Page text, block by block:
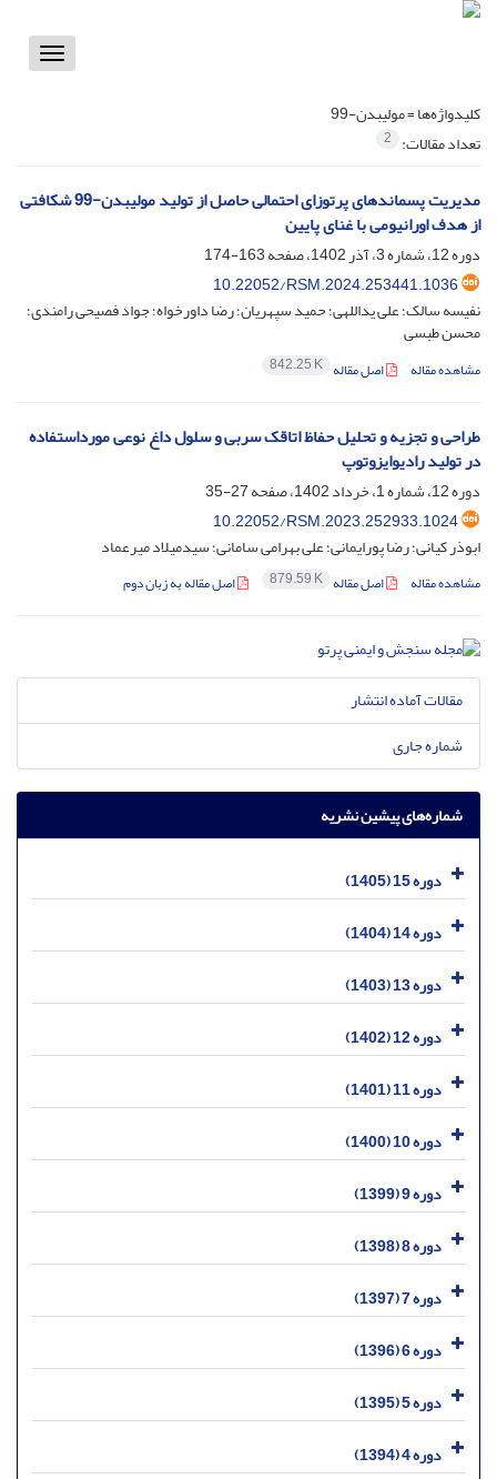
Toggle
کلیدواژه‌ها =مولیبدن-99
تعداد مقالات: 2
مدیریت پسماند‌های پرتوزای احتمالی حاصل از تولید مولیبدن-99 شکافتی
از هدف اورانیومی با غنای پایین
دوره 12، شماره 3، آذر 1402، صفحه
163-174
10.22052/RSM.2024.253441.1036
نفیسه سالک؛ علی یداللهی؛ حمید سپهریان؛ رضا داورخواه؛ جواد فصیحی رامندی؛
محسن طبسی
مشاهده مقاله اصل مقاله 842.25 K
طراحی و تجزیه‌ و تحلیل حفاظ اتاقک سربی و سلول داغ نوعی مورداستفاده
در تولید رادیوایزوتوپ
دوره 12، شماره 1، خرداد 1402، صفحه
27-35
10.22052/RSM.2023.252933.1024
ابوذر کیانی؛ رضا پورایمانی؛ علی بهرامی سامانی؛ سیدمیلاد میرعماد
مشاهده مقاله اصل مقاله 879.59 K اصل مقاله به زبان دوم
مقالات آماده انتشار
شماره جاری
شماره‌های پیشین نشریه
دوره 15 (1405)
دوره 14 (1404)
دوره 13 (1403)
دوره 12 (1402)
دوره 11 (1401)
دوره 10 (1400)
دوره 9 (1399)
دوره 8 (1398)
دوره 7 (1397)
دوره 6 (1396)
دوره 5 (1395)
دوره 4 (1394)